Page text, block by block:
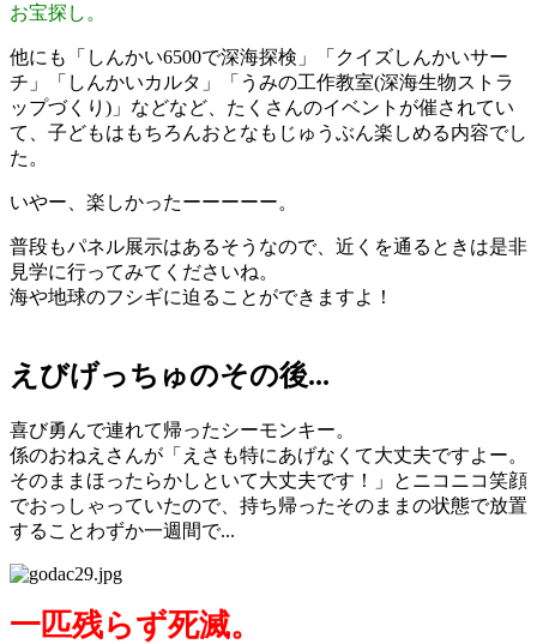
お宝探し。
他にも「しんかい6500で深海探検」「クイズしんかいサー
チ」「しんかいカルタ」「うみの工作教室(深海生物ストラ
ップづくり)」などなど、たくさんのイベントが催されてい
て、子どもはもちろんおとなもじゅうぶん楽しめる内容でし
た。
いやー、楽しかったーーーーー。
普段もパネル展示はあるそうなので、近くを通るときは是非
見学に行ってみてくださいね。
海や地球のフシギに迫ることができますよ！
えびげっちゅのその後...
喜び勇んで連れて帰ったシーモンキー。
係のおねえさんが「えさも特にあげなくて大丈夫ですよー。
そのままほったらかしといて大丈夫です！」とニコニコ笑顔
でおっしゃっていたので、持ち帰ったそのままの状態で放置
することわずか一週間で...
一匹残らず死滅。